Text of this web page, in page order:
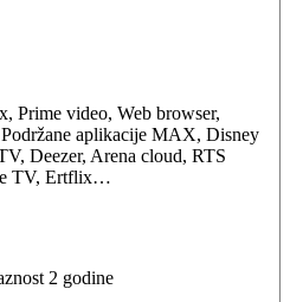
Prime video, Web browser,
aplikacije MAX, Disney
Deezer, Arena cloud, RTS
TV, Ertflix…
2 godine